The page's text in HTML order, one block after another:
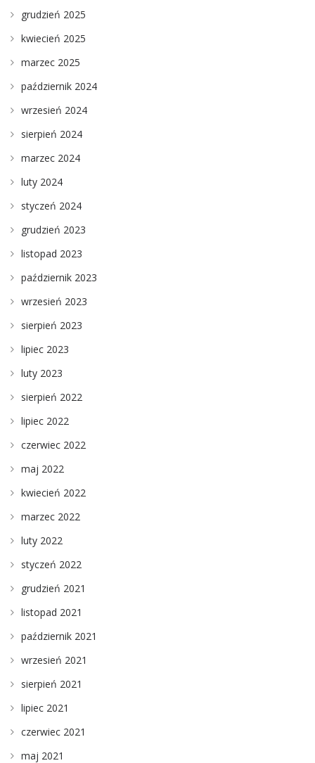
grudzień 2025
kwiecień 2025
marzec 2025
październik 2024
wrzesień 2024
sierpień 2024
marzec 2024
luty 2024
styczeń 2024
grudzień 2023
listopad 2023
październik 2023
wrzesień 2023
sierpień 2023
lipiec 2023
luty 2023
sierpień 2022
lipiec 2022
czerwiec 2022
maj 2022
kwiecień 2022
marzec 2022
luty 2022
styczeń 2022
grudzień 2021
listopad 2021
październik 2021
wrzesień 2021
sierpień 2021
lipiec 2021
czerwiec 2021
maj 2021